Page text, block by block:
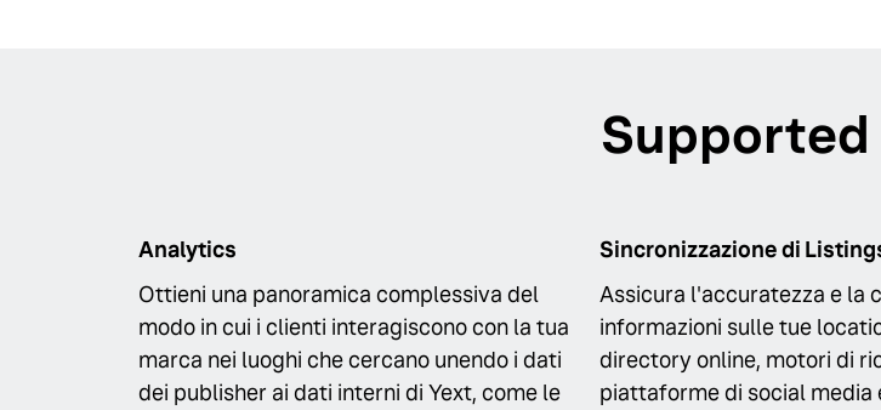
Supported
Analytics
Ottieni una panoramica complessiva del
modo in cui i clienti interagiscono con la tua
marca nei luoghi che cercano unendo i dati
dei publisher ai dati interni di Yext, come le
Sincronizzazione di
Assicura l'accuratezza e la
informazioni sulle tue
directory online, motori di
piattaforme di social media